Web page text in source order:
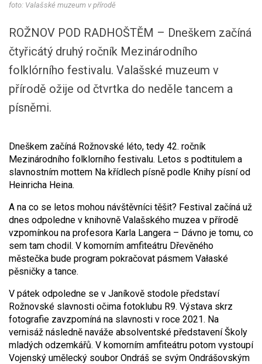
foto: Valašské muzeum v přírodě
ROŽNOV POD RADHOŠTĚM – Dneškem začíná
čtyřicátý druhý ročník Mezinárodního
folklórního festivalu. Valašské muzeum v
přírodě ožije od čtvrtka do neděle tancem a
písněmi.
Dneškem začíná Rožnovské léto, tedy 42. ročník
Mezinárodního folklorního festivalu. Letos s podtitulem a
slavnostním mottem Na křídlech písně podle Knihy písní od
Heinricha Heina.
A na co se letos mohou návštěvníci těšit? Festival začíná už
dnes odpoledne v knihovně Valašského muzea v přírodě
vzpomínkou na profesora Karla Langera – Dávno je tomu, co
sem tam chodil. V komorním amfiteátru Dřevěného
městečka bude program pokračovat pásmem Vałaské
pěsničky a tance.
V pátek odpoledne se v Janíkově stodole představí
Rožnovské slavnosti očima fotoklubu R9. Výstava skrz
fotografie zavzpomíná na slavnosti v roce 2021. Na
vernisáž následně naváže absolventské představení Školy
mladých odzemkářů. V komorním amfiteátru potom vystoupí
Vojenský umělecký soubor Ondráš se svým Ondrášovským